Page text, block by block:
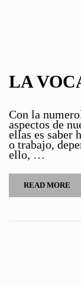
LA
Con la
aspectos de
ellas es saber
o trabajo,
ello, …
READ MORE